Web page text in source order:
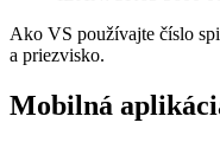
Ako VS používajte číslo
a priezvisko.
Mobilná